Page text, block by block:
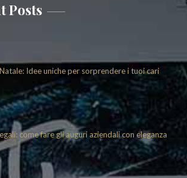
Posts
Idee uniche per sorprendere i tuoi cari
come fare gli auguri aziendali con eleganza